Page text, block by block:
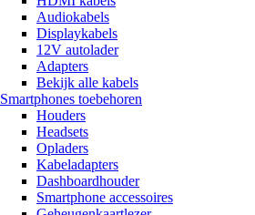
Audiokabels
Displaykabels
12V autolader
Adapters
Bekijk alle kabels
Smartphones toebehoren
Houders
Headsets
Opladers
Kabeladapters
Dashboardhouder
Smartphone accessoires